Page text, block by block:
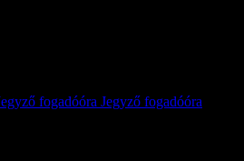
Jegyző fogadóóra